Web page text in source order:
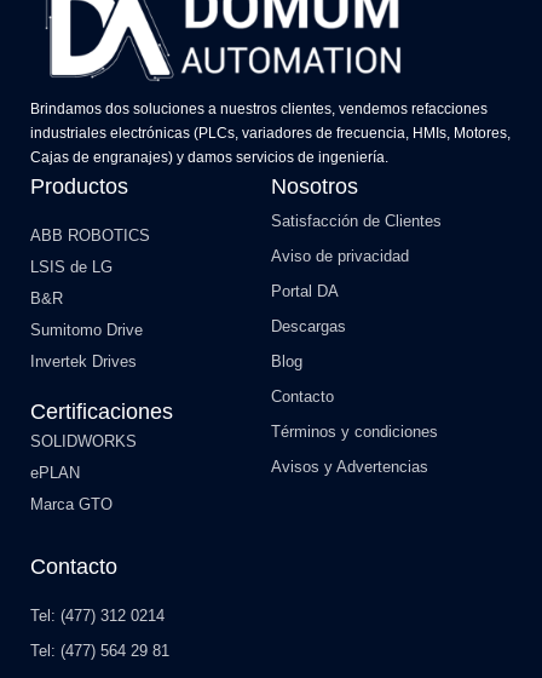
Brindamos dos soluciones a nuestros clientes, vendemos refacciones
industriales electrónicas (PLCs, variadores de frecuencia, HMIs, Motores,
Cajas de engranajes) y damos servicios de ingeniería.
Productos
ABB ROBOTICS
LSIS de LG
B&R
Sumitomo Drive
Invertek Drives
Certificaciones
SOLIDWORKS
ePLAN
Marca GTO
Nosotros
Satisfacción de Clientes
Aviso de privacidad
Portal DA
Descargas
Blog
Contacto
Términos y condiciones
Avisos y Advertencias
Contacto
Tel: (477) 312 0214
Tel: (477) 564 29 81